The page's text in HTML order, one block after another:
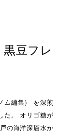
豆フレ
ム編集） を深煎
た。 オリゴ糖が
の海洋深層水か